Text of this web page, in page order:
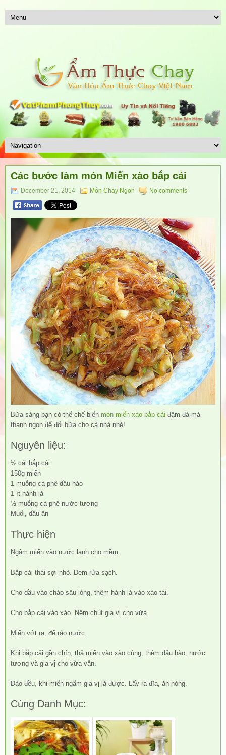
Các bước làm món Miến xào bắp cải
December 21, 2014 Món Chay Ngon No comments
Bữa sáng bạn có thể chế biến món miến xào bắp cải đậm đà mà
thanh ngon để đổi bữa cho cả nhà nhé!
Nguyên liệu:
½ cái bắp cải
150g miến
1 muỗng cà phê dầu hào
1 ít hành lá
½ muỗng cà phê nước tương
Muối, dầu ăn
Thực hiện
Ngâm miến vào nước lạnh cho mềm.
Bắp cải thái sợi nhỏ. Đem rửa sạch.
Cho dầu vào chảo sâu lòng, thêm hành lá vào xào tái.
Cho bắp cải vào xào. Nêm chút gia vị cho vừa.
Miến vớt ra, để ráo nước.
Khi bắp cải gần chín, thả miến vào xào cùng, thêm dầu hào, nước
tương và gia vị cho vừa vặn.
Đảo đều, khi miến ngấm gia vị là được. Lấy ra đĩa, ăn nóng.
Cùng Danh Mục: